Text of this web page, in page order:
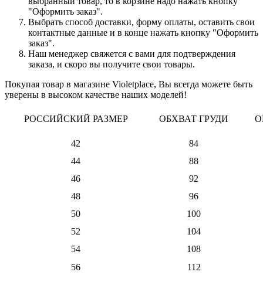
"Оформить заказ".
Выбрать способ доставки, форму оплаты, оставить свои
контактные данные и в конце нажать кнопку "Оформить
заказ".
Наш менеджер свяжется с вами для подтверждения
заказа, и скоро вы получите свои товары.
Покупая товар в магазине Violetplace, Вы всегда можете быть
уверены в высоком качестве наших моделей!
РОССИЙСКИЙ РАЗМЕР ОБХВАТ ГРУДИ
42
84
44
88
46
92
48
96
50
100
52
104
54
108
56
112